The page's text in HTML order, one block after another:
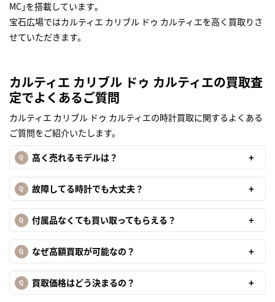
MC｣を搭載しています｡
宝石広場ではカルティエ カリブル ドゥ カルティエを高く買取りさ
せていただきます。
カルティエ カリブル ドゥ カルティエの買取査
定でよくあるご質問
カルティエ カリブル ドゥ カルティエの時計買取に関するよくある
ご質問をご紹介いたします。
高く売れるモデルは？
故障してる時計でも大丈夫？
付属品なくても買い取ってもらえる？
なぜ高額買取が可能なの？
買取価格はどう決まるの？